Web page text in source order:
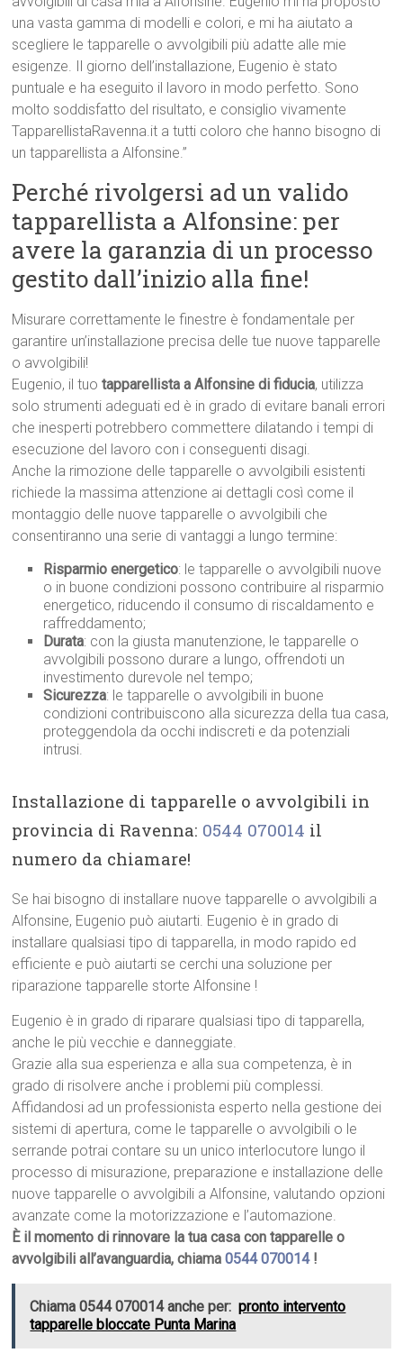
una vasta gamma di modelli e colori, e mi ha aiutato a
scegliere le tapparelle o avvolgibili più adatte alle mie
esigenze. Il giorno dell’installazione, Eugenio è stato
puntuale e ha eseguito il lavoro in modo perfetto. Sono
molto soddisfatto del risultato, e consiglio vivamente
TapparellistaRavenna.it a tutti coloro che hanno bisogno di
un tapparellista a Alfonsine.”
Perché rivolgersi ad un valido
tapparellista a Alfonsine: per
avere la garanzia di un processo
gestito dall’inizio alla fine!
Misurare correttamente le finestre è fondamentale per
garantire un’installazione precisa delle tue nuove tapparelle
o avvolgibili!
Eugenio, il tuotapparellista a Alfonsine di fiducia, utilizza
solo strumenti adeguati ed è in grado di evitare banali errori
che inesperti potrebbero commettere dilatando i tempi di
esecuzione del lavoro con i conseguenti disagi.
Anche la rimozione delle tapparelle o avvolgibili esistenti
richiede la massima attenzione ai dettagli così come il
montaggio delle nuove tapparelle o avvolgibili che
consentiranno una serie di vantaggi a lungo termine:
Risparmio energetico: le tapparelle o avvolgibili nuove
o in buone condizioni possono contribuire al risparmio
energetico, riducendo il consumo di riscaldamento e
raffreddamento;
Durata: con la giusta manutenzione, le tapparelle o
avvolgibili possono durare a lungo, offrendoti un
investimento durevole nel tempo;
Sicurezza: le tapparelle o avvolgibili in buone
condizioni contribuiscono alla sicurezza della tua casa,
proteggendola da occhi indiscreti e da potenziali
intrusi.
Installazione di tapparelle o avvolgibili in
provincia di Ravenna: 0544 070014 il
numero da chiamare!
Se hai bisogno di installare nuove tapparelle o avvolgibili a
Alfonsine, Eugenio può aiutarti. Eugenio è in grado di
installare qualsiasi tipo di tapparella, in modo rapido ed
efficiente e può aiutarti se cerchi una soluzione per
riparazione tapparelle storte Alfonsine !
Eugenio è in grado di riparare qualsiasi tipo di tapparella,
anche le più vecchie e danneggiate.
Grazie alla sua esperienza e alla sua competenza, è in
grado di risolvere anche i problemi più complessi.
Affidandosi ad un professionista esperto nella gestione dei
sistemi di apertura, come le tapparelle o avvolgibili o le
serrande potrai contare su un unico interlocutore lungo il
processo di misurazione, preparazione e installazione delle
nuove tapparelle o avvolgibili a Alfonsine, valutando opzioni
avanzate come la motorizzazione e l’automazione.
È il momento di rinnovare la tua casa con tapparelle o
avvolgibili all’avanguardia, chiama0544 070014!
Chiama 0544 070014 anche per: pronto intervento
tapparelle bloccate Punta Marina